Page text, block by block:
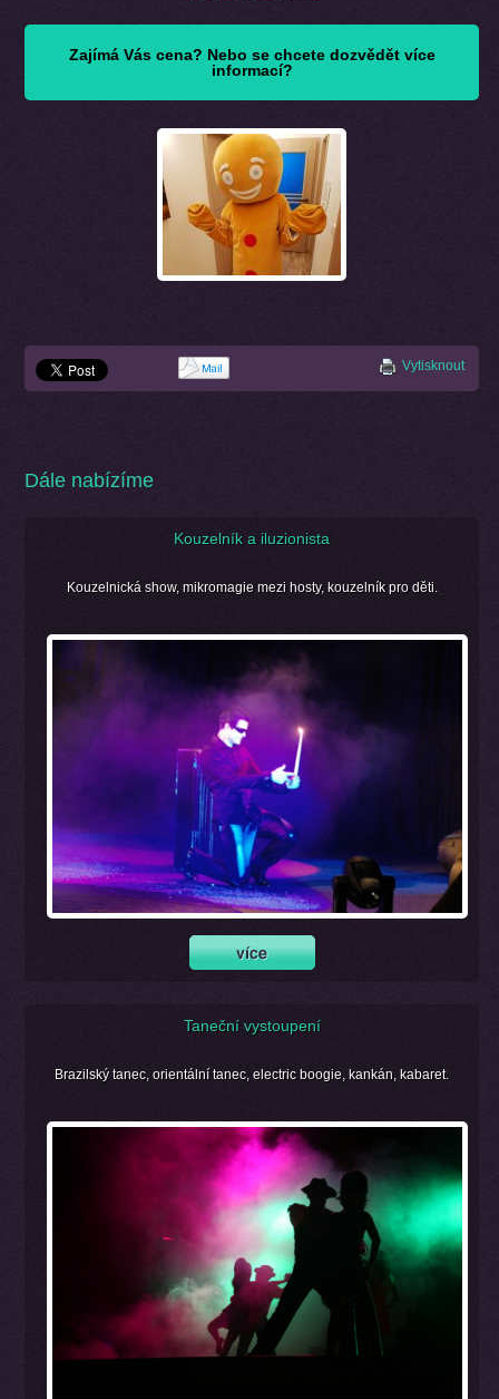
Zajímá Vás cena? Nebo se chcete dozvědět více
informací?
Vytisknout
Dále nabízíme
Kouzelník a iluzionista
Kouzelnická show, mikromagie mezi hosty, kouzelník pro děti.
Taneční vystoupení
Brazilský tanec, orientální tanec, electric boogie, kankán, kabaret.